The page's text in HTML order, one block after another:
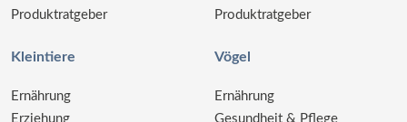
Produktratgeber
Produktratgeber
Kleintiere
Ernährung
Erziehung
Vögel
Ernährung
Gesundheit & Pflege